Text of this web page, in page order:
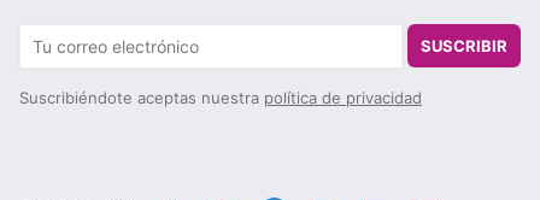
SUSCRIBIR
Suscribiéndote aceptas nuestra política de privacidad